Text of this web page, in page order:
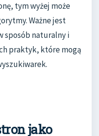
tym wyżej może
Ważne jest
sposób naturalny i
praktyk, które mogą
jako